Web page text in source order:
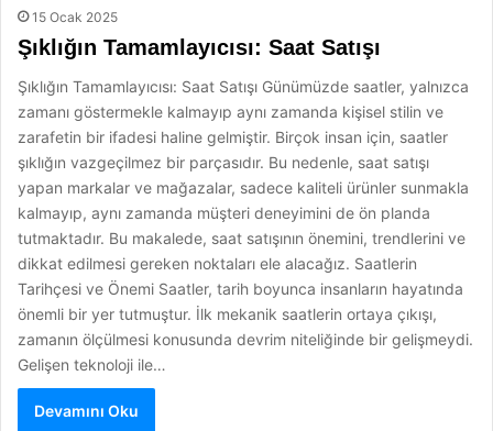
15 Ocak 2025
Şıklığın Tamamlayıcısı: Saat Satışı
Şıklığın Tamamlayıcısı: Saat Satışı Günümüzde saatler, yalnızca
zamanı göstermekle kalmayıp aynı zamanda kişisel stilin ve
zarafetin bir ifadesi haline gelmiştir. Birçok insan için, saatler
şıklığın vazgeçilmez bir parçasıdır. Bu nedenle, saat satışı
yapan markalar ve mağazalar, sadece kaliteli ürünler sunmakla
kalmayıp, aynı zamanda müşteri deneyimini de ön planda
tutmaktadır. Bu makalede, saat satışının önemini, trendlerini ve
dikkat edilmesi gereken noktaları ele alacağız. Saatlerin
Tarihçesi ve Önemi Saatler, tarih boyunca insanların hayatında
önemli bir yer tutmuştur. İlk mekanik saatlerin ortaya çıkışı,
zamanın ölçülmesi konusunda devrim niteliğinde bir gelişmeydi.
Gelişen teknoloji ile…
Devamını Oku